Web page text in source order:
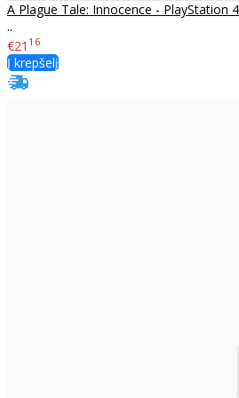
A Plague Tale: Innocence - PlayStation 4
..
€21 16
Į krepšelį